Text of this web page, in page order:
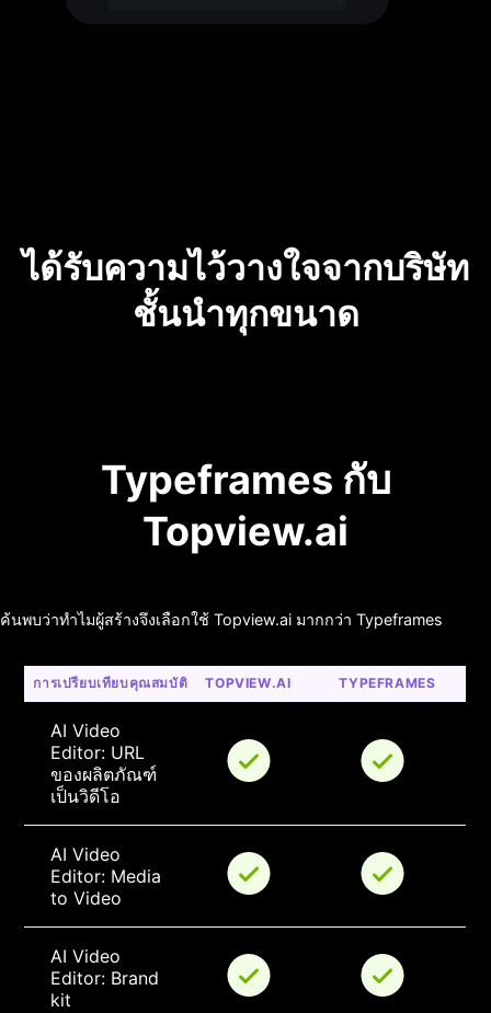
ได้รับความไว้วางใจจากบริษัท
ชั้นนำทุกขนาด
Typeframes กับ
Topview.ai
ค้นพบว่าทำไมผู้สร้างจึงเลือกใช้ Topview.ai มากกว่า Typeframes
การเปรียบเทียบคุณสมบัติ TOPVIEW.AI TYPEFRAMES
AI Video
Editor: URL
ของผลิตภัณฑ์
เป็นวิดีโอ
AI Video
Editor: Media
to Video
AI Video
Editor: Brand
kit